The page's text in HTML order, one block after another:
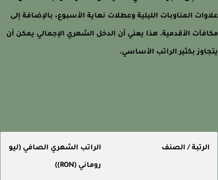
المناوبات الليلية وعطلات نهاية الأسبوع، بالإضافة إلى
الأقدمية. هذا يعني أن الدخل الشهري الإجمالي يمكن أن
بكثير الراتب الأساسي.
الرتبة / الصنف الراتب الشهري الصافي (ليو
روماني (RON))